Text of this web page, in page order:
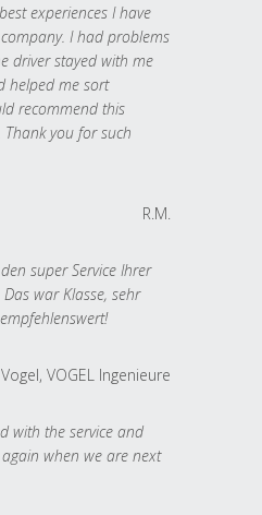
experiences I have
I had problems
driver stayed with me
helped me sort
recommend this
you for such
R.M.
super Service Ihrer
war Klasse, sehr
VOGEL Ingenieure
with the service and
when we are next